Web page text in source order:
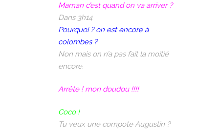
Maman c’est quand on va arriver ?
Dans 3h14
Pourquoi ? on est encore à
colombes ?
Non mais on n’a pas fait la moitié
encore.
Arrête ! mon doudou !!!!
Coco !
Tu veux une compote Augustin ?